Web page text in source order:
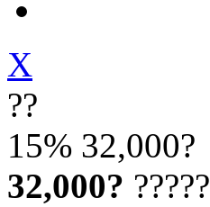
X
??
15% 32,000?
32,000? ?????